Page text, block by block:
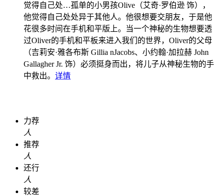
觉得自己处…孤单的小男孩Olive（艾奇·罗伯逊 饰），
他觉得自己处处异于其他人。他很想要交朋友，于是他
花很多时间在手机和平版上。当一个神秘的生物想要透
过Oliver的手机和平板来进入我们的世界，Oliver的父母
（吉莉安·雅各布斯 Gillia nJacobs、小约翰·加拉赫 John
Gallagher Jr. 饰）必须挺身而出，将儿子从神秘生物的手
中救出。 详情
力荐
人
推荐
人
还行
人
较差